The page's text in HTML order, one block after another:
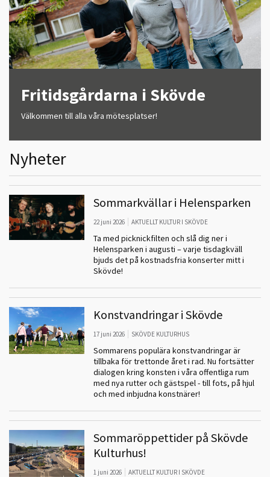
Fritidsgårdarna i Skövde
Välkommen till alla våra mötesplatser!
Nyheter
Sommarkvällar i Helensparken
22 juni 2026 AKTUELLT KULTUR I SKÖVDE
Ta med picknickfilten och slå dig ner i
Helensparken i augusti – varje tisdagkväll
bjuds det på kostnadsfria konserter mitt i
Skövde!
Konstvandringar i Skövde
17 juni 2026 SKÖVDE KULTURHUS
Sommarens populära konstvandringar är
tillbaka för trettonde året i rad. Nu fortsätter
dialogen kring konsten i våra offentliga rum
med nya rutter och gästspel - till fots, på hjul
och med inbjudna konstnärer!
Sommaröppettider på Skövde
Kulturhus!
1 juni 2026 AKTUELLT KULTUR I SKÖVDE